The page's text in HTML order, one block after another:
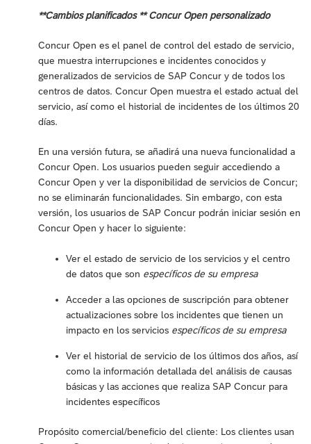
**Cambios planificados ** Concur Open personalizado
Concur Open es el panel de control del estado de servicio,
que muestra interrupciones e incidentes conocidos y
generalizados de servicios de SAP Concur y de todos los
centros de datos. Concur Open muestra el estado actual del
servicio, así como el historial de incidentes de los últimos 20
días.
En una versión futura, se añadirá una nueva funcionalidad a
Concur Open. Los usuarios pueden seguir accediendo a
Concur Open y ver la disponibilidad de servicios de Concur;
no se eliminarán funcionalidades. Sin embargo, con esta
versión, los usuarios de SAP Concur podrán iniciar sesión en
Concur Open y hacer lo siguiente:
Ver el estado de servicio de los servicios y el centro
de datos que son específicos de su empresa
Acceder a las opciones de suscripción para obtener
actualizaciones sobre los incidentes que tienen un
impacto en los servicios específicos de su empresa
Ver el historial de servicio de los últimos dos años, así
como la información detallada del análisis de causas
básicas y las acciones que realiza SAP Concur para
incidentes específicos
Propósito comercial/beneficio del cliente: Los clientes usan